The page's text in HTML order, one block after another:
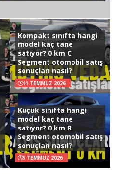
Kompakt sınıfta hangi
model kaç tane
satıyor? 0 km C
Segment otomobil satış
sonuçları nasıl?
11 TEMMUZ 2026
Küçük sınıfta hangi
model kaç tane
satıyor? 0 km B
Segment otomobil satış
sonuçları nasıl?
5 TEMMUZ 2026